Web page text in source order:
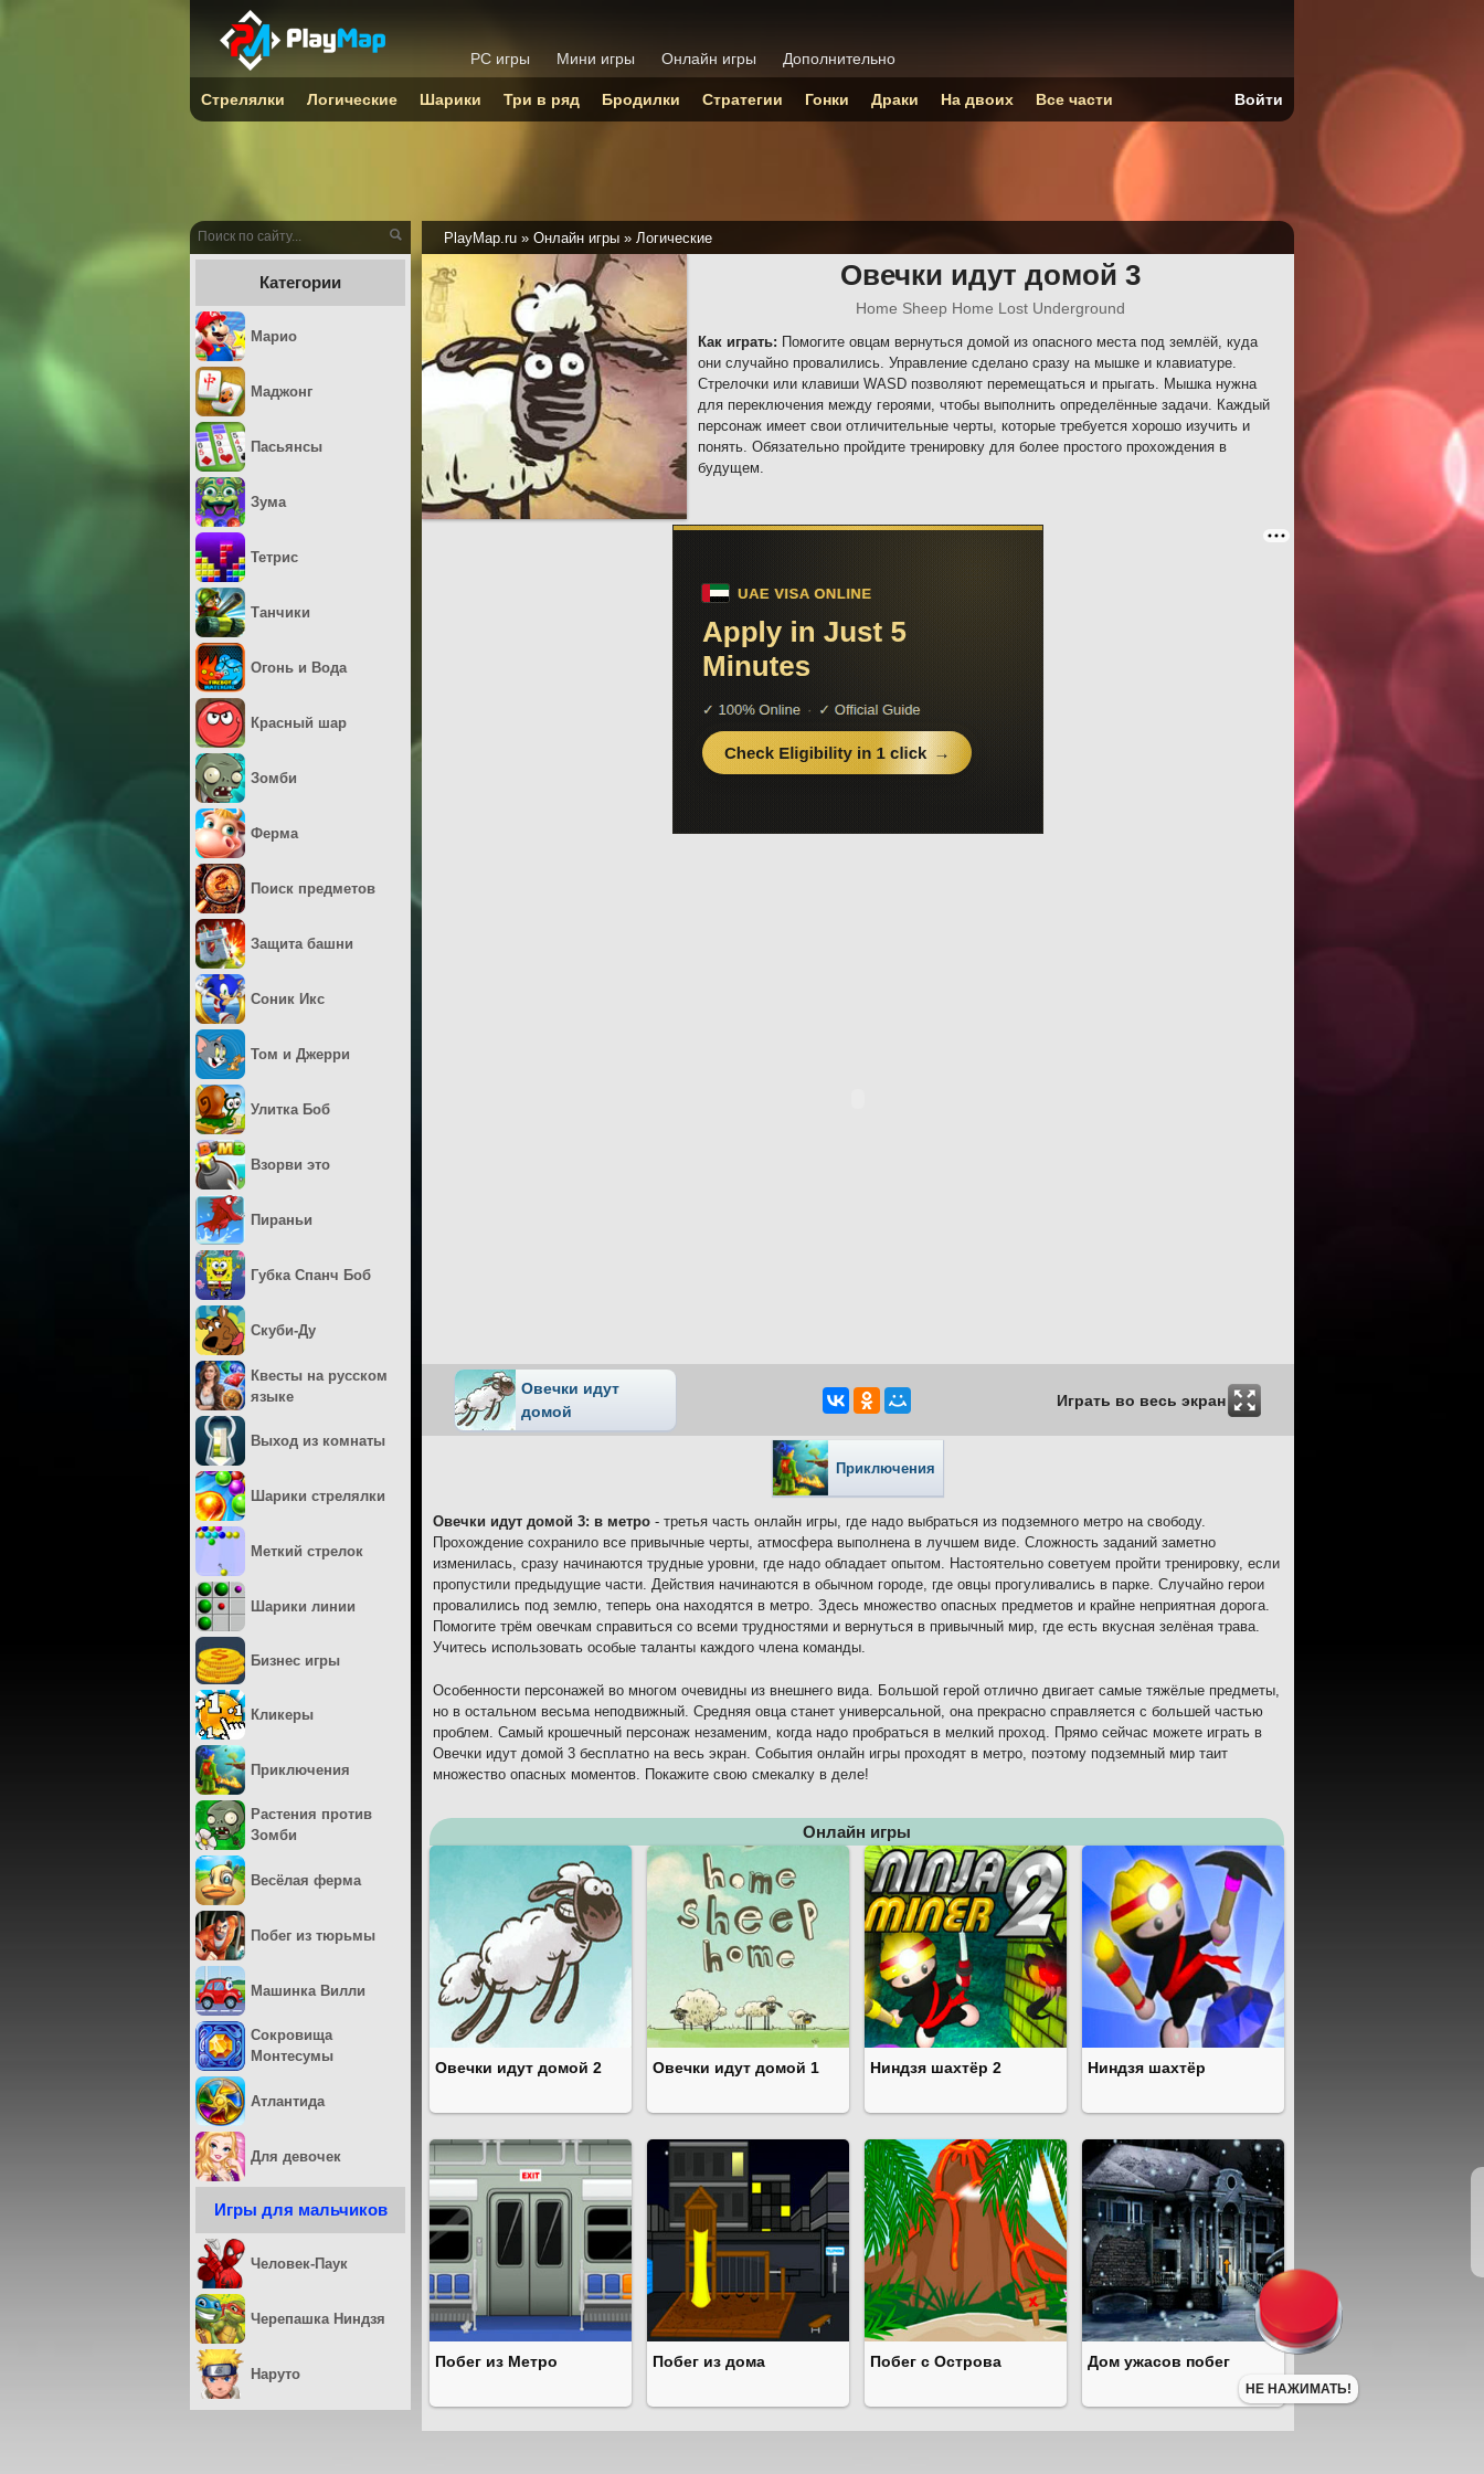
PlayMap.ru » Онлайн игры » Логические
Овечки идут домой 3
Home Sheep Home Lost Underground
Как играть: Помогите овцам вернуться домой из опасного места под землёй, куда
они случайно провалились. Управление сделано сразу на мышке и клавиатуре.
Стрелочки или клавиши WASD позволяют перемещаться и прыгать. Мышка нужна
для переключения между героями, чтобы выполнить определённые задачи. Каждый
персонаж имеет свои отличительные черты, которые требуется хорошо изучить и
понять. Обязательно пройдите тренировку для более простого прохождения в
будущем.
Овечки идут
домой
Играть во весь экран
Приключения
Овечки идут домой 3: в метро - третья часть онлайн игры, где надо выбраться из подземного метро на свободу.
Прохождение сохранило все привычные черты, атмосфера выполнена в лучшем виде. Сложность заданий заметно
изменилась, сразу начинаются трудные уровни, где надо обладает опытом. Настоятельно советуем пройти тренировку, если
пропустили предыдущие части. Действия начинаются в обычном городе, где овцы прогуливались в парке. Случайно герои
провалились под землю, теперь она находятся в метро. Здесь множество опасных предметов и крайне неприятная дорога.
Помогите трём овечкам справиться со всеми трудностями и вернуться в привычный мир, где есть вкусная зелёная трава.
Учитесь использовать особые таланты каждого члена команды.
Особенности персонажей во многом очевидны из внешнего вида. Большой герой отлично двигает самые тяжёлые предметы,
но в остальном весьма неподвижный. Средняя овца станет универсальной, она прекрасно справляется с большей частью
проблем. Самый крошечный персонаж незаменим, когда надо пробраться в мелкий проход. Прямо сейчас можете играть в
Овечки идут домой 3 бесплатно на весь экран. События онлайн игры проходят в метро, поэтому подземный мир таит
множество опасных моментов. Покажите свою смекалку в деле!
Онлайн игры
Овечки идут домой 2 Овечки идут домой 1 Ниндзя шахтёр 2 Ниндзя шахтёр
Побег из Метро Побег из дома Побег с Острова Дом ужасов побег
Категории
Марио
Маджонг
Пасьянсы
Зума
Тетрис
Танчики
Огонь и Вода
Красный шар
Зомби
Ферма
Поиск предметов
Защита башни
Соник Икс
Том и Джерри
Улитка Боб
Взорви это
Пираньи
Губка Спанч Боб
Скуби-Ду
Квесты на русском
языке
Выход из комнаты
Шарики стрелялки
Меткий стрелок
Шарики линии
Бизнес игры
Кликеры
Приключения
Растения против
Зомби
Весёлая ферма
Побег из тюрьмы
Машинка Вилли
Сокровища
Монтесумы
Атлантида
Для девочек
Игры для мальчиков
Человек-Паук
Черепашка Ниндзя
Наруто
PC игры Мини игры Онлайн игры Дополнительно
Стрелялки Логические Шарики Три в ряд Бродилки Стратегии Гонки Драки На двоих Все части Войти
НЕ НАЖИМАТЬ!